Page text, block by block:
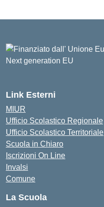
Link Esterni
MIUR
Ufficio Scolastico Regionale
Ufficio Scolastico Territoriale
Scuola in Chiaro
Iscrizioni On Line
Invalsi
Comune
La Scuola